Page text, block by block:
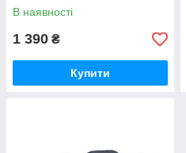
В наявності
1 390 ₴
Купити